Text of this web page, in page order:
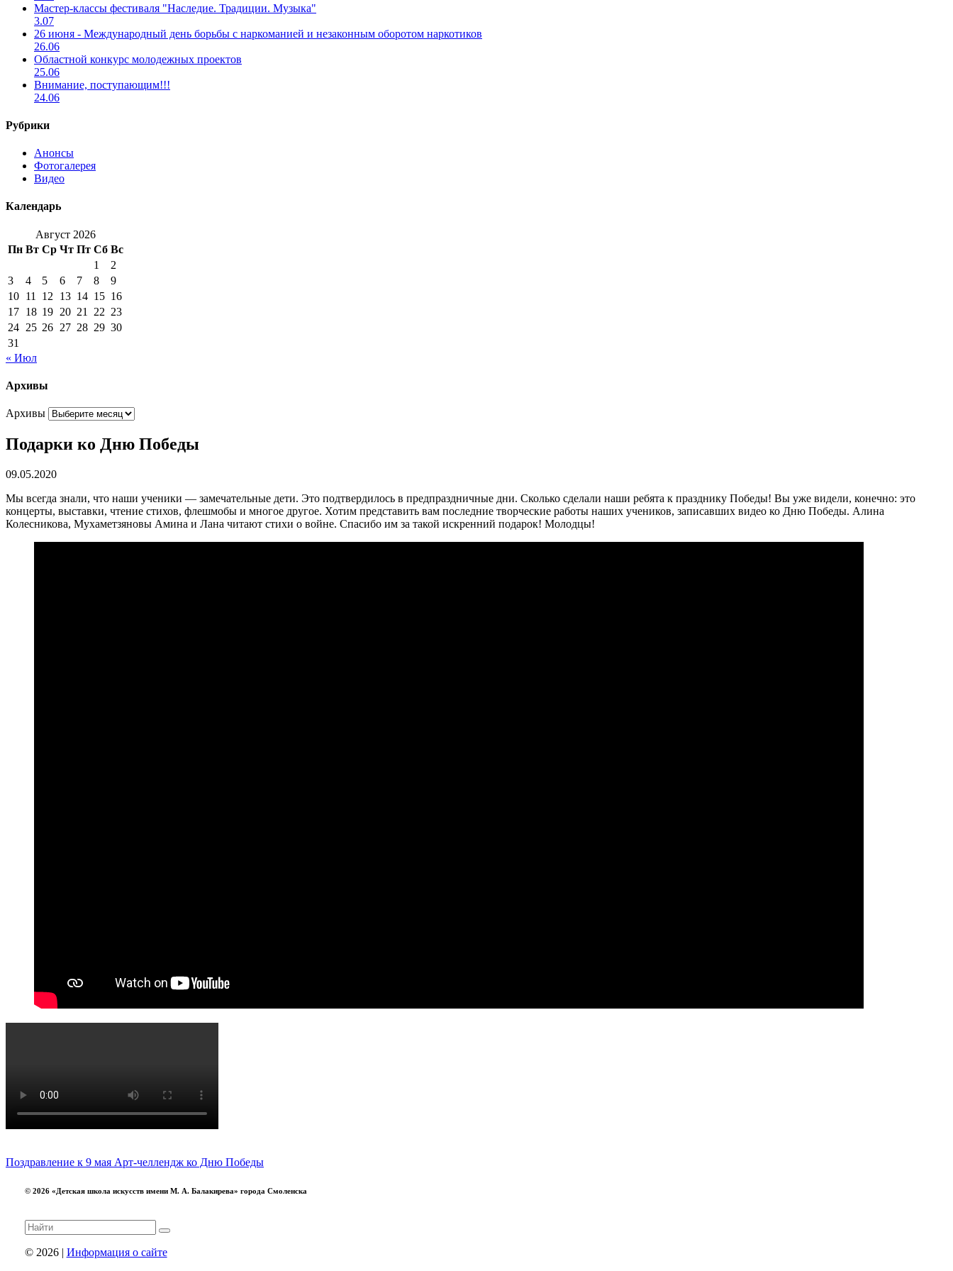
Мастер-классы фестиваля "Наследие. Традиции. Музыка"
3.07
26 июня - Международный день борьбы с наркоманией и незаконным оборотом наркотиков
26.06
Областной конкурс молодежных проектов
25.06
Внимание, поступающим!!!
24.06
Рубрики
Анонсы
Фотогалерея
Видео
Календарь
Август 2026
Пн Вт Ср Чт Пт Сб Вс
1
2
3
4 5 6 7 8
9
10 11 12 13 14 15 16
17 18 19 20 21 22 23
24 25 26 27 28 29 30
31
« Июл
Архивы
Архивы
Подарки ко Дню Победы
09.05.2020
Мы всегда знали, что наши ученики — замечательные дети. Это подтвердилось в предпраздничные дни. Сколько сделали наши ребята к празднику Победы! Вы уже видели, конечно: это
концерты, выставки, чтение стихов, флешмобы и многое другое. Хотим представить вам последние творческие работы наших учеников, записавших видео ко Дню Победы. Алина
Колесникова, Мухаметзяновы Амина и Лана читают стихи о войне. Спасибо им за такой искренний подарок! Молодцы!
Поздравление к 9 мая Арт-челлендж ко Дню Победы
© 2026 «Детская школа искусств имени М. А. Балакирева» города Смоленска
© 2026 | Информация о сайте